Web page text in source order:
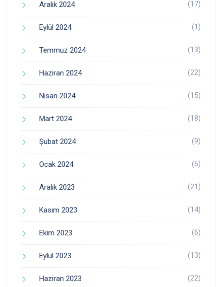
Aralık 2024 (17)
Eylül 2024 (1)
Temmuz 2024 (13)
Haziran 2024 (22)
Nisan 2024 (15)
Mart 2024 (18)
Şubat 2024 (9)
Ocak 2024 (6)
Aralık 2023 (21)
Kasım 2023 (14)
Ekim 2023 (6)
Eylül 2023 (13)
Haziran 2023 (22)